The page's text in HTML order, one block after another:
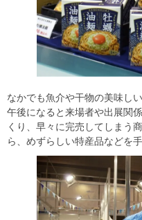
なかでも魚介や干物の美味し
午後になると来場者や出展関
くり、早々に完売してしまう
ら、めずらしい特産品などを